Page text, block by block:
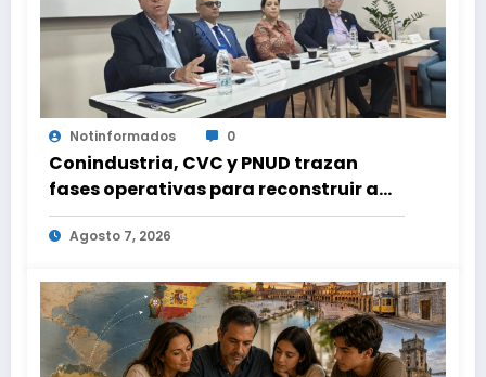
Notinformados 0
Conindustria, CVC y PNUD trazan
fases operativas para reconstruir a
Venezuela
Agosto 7, 2026